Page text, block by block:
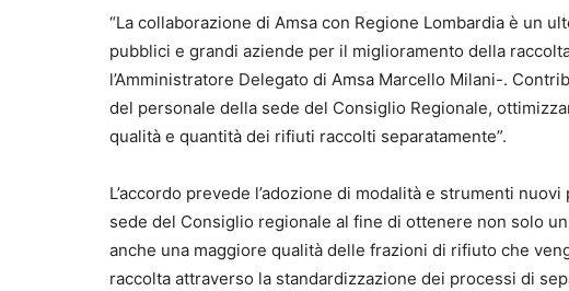
“La collaborazione di Amsa con Regione Lombardia è un
pubblici e grandi aziende per il miglioramento della
l’Amministratore Delegato di Amsa Marcello Milani-.
del personale della sede del Consiglio Regionale,
qualità e quantità dei rifiuti raccolti separatamente”.
L’accordo prevede l’adozione di modalità e strumenti
sede del Consiglio regionale al fine di ottenere non solo
anche una maggiore qualità delle frazioni di rifiuto che
raccolta attraverso la standardizzazione dei processi di